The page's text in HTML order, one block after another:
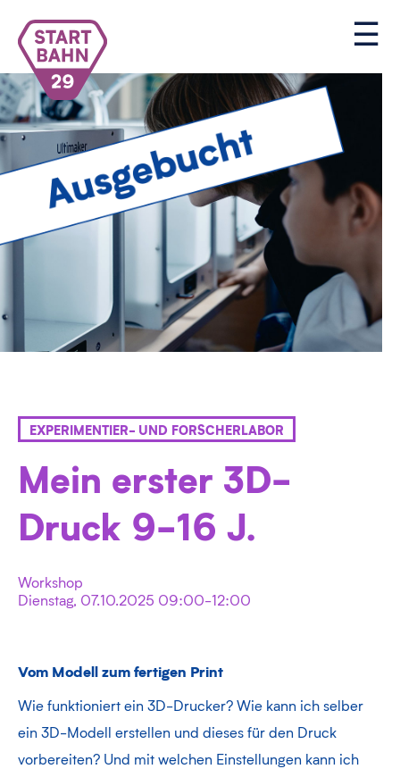
EXPERIMENTIER- UND FORSCHERLABOR
Mein erster 3D-
Druck 9-16 J.
Workshop
Dienstag, 07.10.2025 09:00-12:00
Vom Modell zum fertigen Print
Wie funktioniert ein 3D-Drucker? Wie kann ich selber
ein 3D-Modell erstellen und dieses für den Druck
vorbereiten? Und mit welchen Einstellungen kann ich